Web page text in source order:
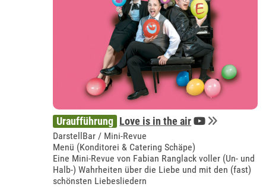
Uraufführung Love is in the air
DarstellBar / Mini-Revue
Menü (Konditorei & Catering Schäpe)
Eine Mini-Revue von Fabian Ranglack voller (Un- und
Halb-) Wahrheiten über die Liebe und mit den (fast)
schönsten Liebesliedern